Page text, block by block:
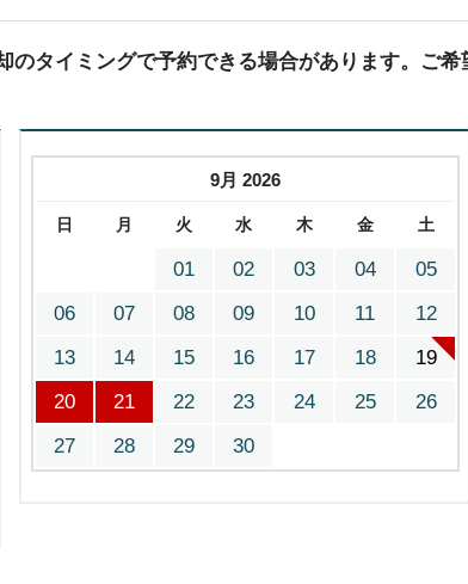
のタイミングで予約できる場合があります。ご
9月 2026
日 月 火 水 木 金 土
01 02 03 04
05
06
07 08 09 10 11
12
13
14 15 16 17 18
19
20
21 22 23 24 25
26
27
28 29 30